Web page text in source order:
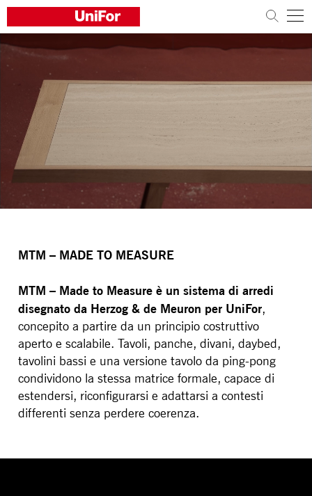
L'AZIENDA
I PRODOTTI
I PROGETTI
Sostenibilità
Architetti e Designer
Contatti
Lavora con noi
MTM – MADE TO MEASURE
MTM – Made to Measure è un sistema di arredi
disegnato da Herzog & de Meuron per UniFor,
concepito a partire da un principio costruttivo
aperto e scalabile. Tavoli, panche, divani, daybed,
tavolini bassi e una versione tavolo da ping-pong
condividono la stessa matrice formale, capace di
estendersi, riconfigurarsi e adattarsi a contesti
differenti senza perdere coerenza.